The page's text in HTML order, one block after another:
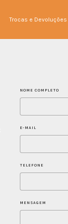
Trocas e Devoluções
NOME COMPLETO
E-MAIL
TELEFONE
MENSAGEM